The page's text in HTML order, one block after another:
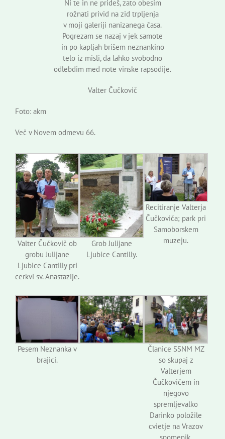
Ni te in ne prideš, zato obesim
rožnati privid na zid trpljenja
v moji galeriji nanizanega časa.
Pogrezam se nazaj v jek samote
in po kapljah brišem neznankino
telo iz misli, da lahko svobodno
odlebdim med note vinske rapsodije.
Valter Čučkovič
Foto: akm
Več v Novem odmevu 66.
Valter Čučkovič ob
grobu Julijane
Ljubice Cantilly pri
cerkvi sv. Anastazije.
Grob Julijane
Ljubice Cantilly.
Recitiranje Valterja
Čučkoviča; park pri
Samoborskem
muzeju.
Pesem Neznanka v
brajici.
Članice SSNM MZ
so skupaj z
Valterjem
Čučkovičem in
njegovo
spremljevalko
Darinko položile
cvietje na Vrazov